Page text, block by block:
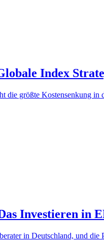
Index
größte Kostensenkung
Investieren in
in Deutschland, und